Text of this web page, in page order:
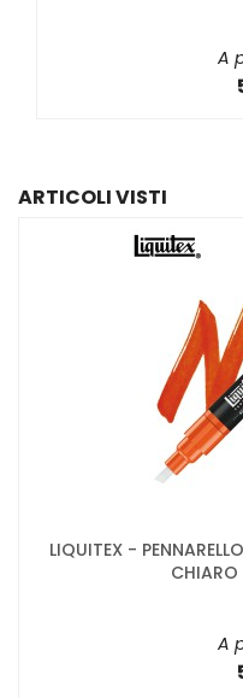
A
ARTICOLI VISTI
LIQUITEX -
A